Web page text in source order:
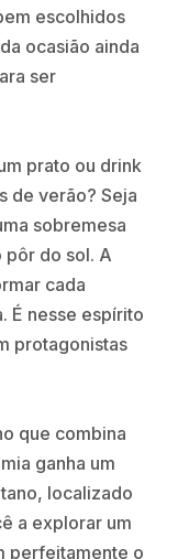
escolhidos
ocasião ainda
ser
prato ou drink
de verão? Seja
sobremesa
pôr do sol. A
cada
É nesse espírito
protagonistas
que combina
ganha um
localizado
a explorar um
perfeitamente o